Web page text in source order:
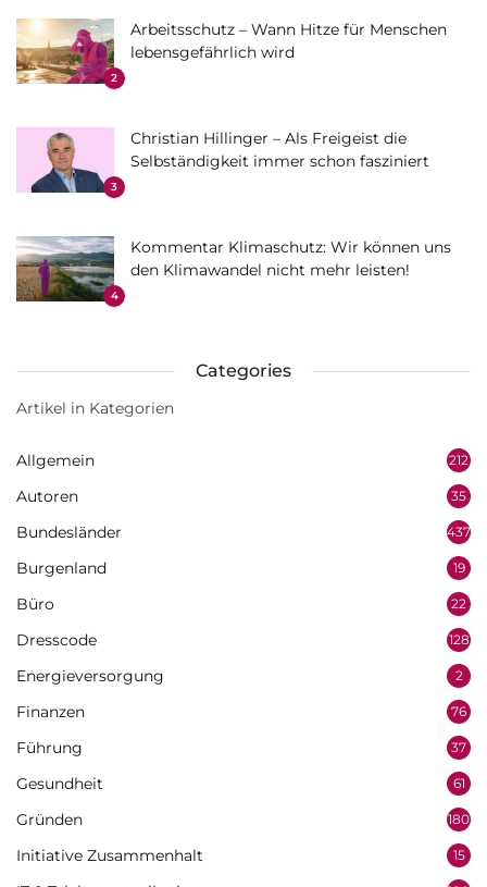
2
Arbeitsschutz – Wann Hitze für Menschen
lebensgefährlich wird
3
Christian Hillinger – Als Freigeist die
Selbständigkeit immer schon fasziniert
4
Kommentar Klimaschutz: Wir können uns
den Klimawandel nicht mehr leisten!
Categories
Artikel in Kategorien
Allgemein 212
Autoren 35
Bundesländer 437
Burgenland 19
Büro 22
Dresscode 128
Energieversorgung 2
Finanzen 76
Führung 37
Gesundheit 61
Gründen 180
Initiative Zusammenhalt 15